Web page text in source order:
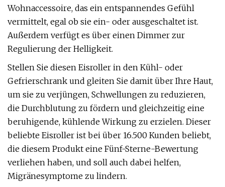
Wohnaccessoire, das ein entspannendes Gefühl
vermittelt, egal ob sie ein- oder ausgeschaltet ist.
Außerdem verfügt es über einen Dimmer zur
Regulierung der Helligkeit.
Stellen Sie diesen Eisroller in den Kühl- oder
Gefrierschrank und gleiten Sie damit über Ihre Haut,
um sie zu verjüngen, Schwellungen zu reduzieren,
die Durchblutung zu fördern und gleichzeitig eine
beruhigende, kühlende Wirkung zu erzielen. Dieser
beliebte Eisroller ist bei über 16.500 Kunden beliebt,
die diesem Produkt eine Fünf-Sterne-Bewertung
verliehen haben, und soll auch dabei helfen,
Migränesymptome zu lindern.